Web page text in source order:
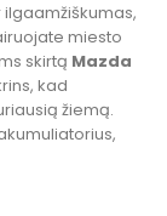
miesto
skirtą Mazda
kad
žiemą.